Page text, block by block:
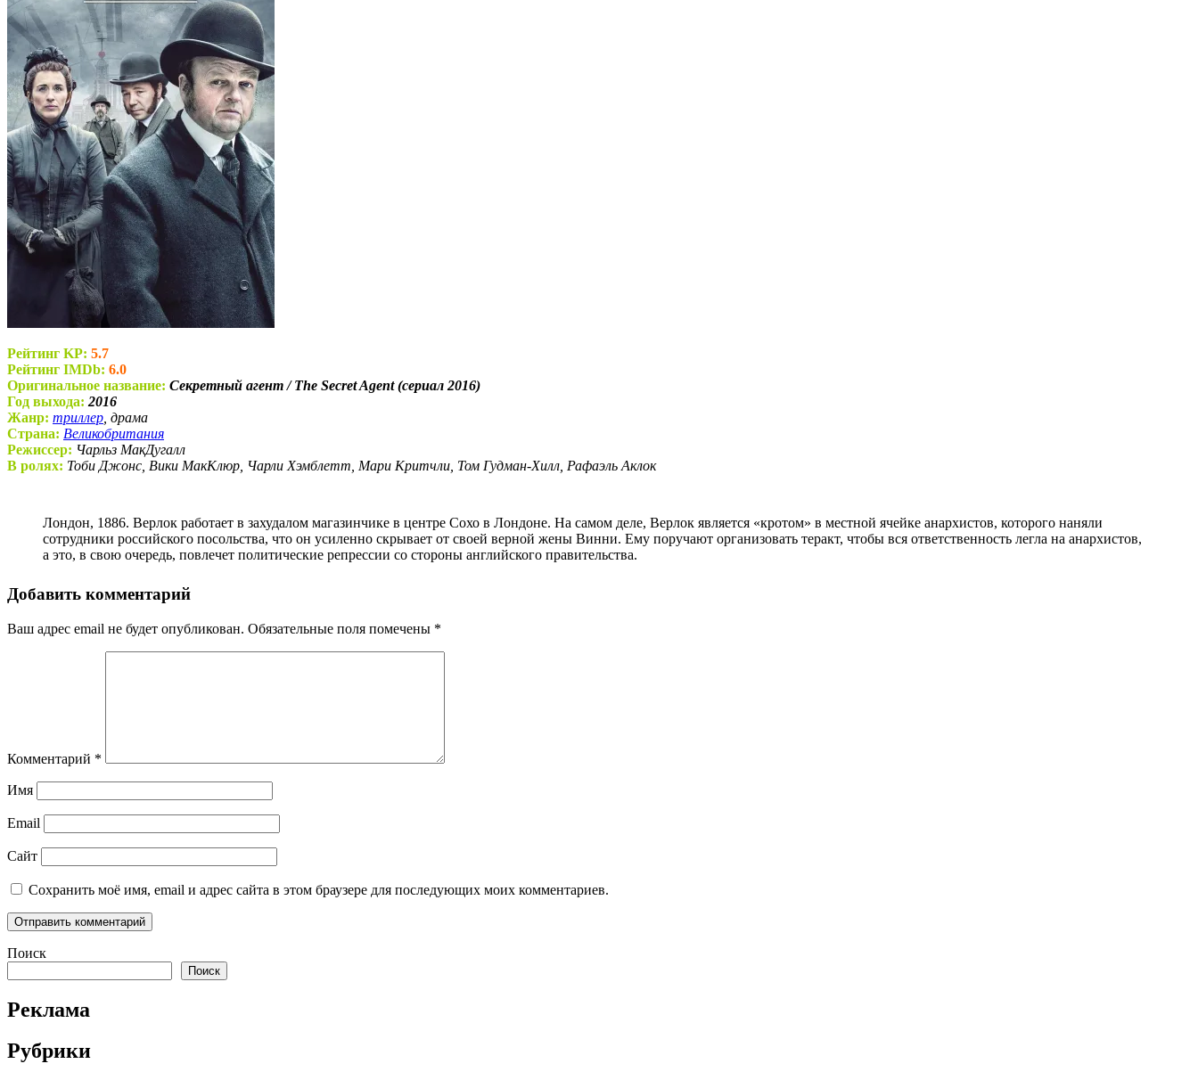
Рейтинг KP: 5.7
Рейтинг IMDb: 6.0
Оригинальное название: Секретный агент / The Secret Agent (сериал 2016)
Год выхода: 2016
Жанр: триллер , драма
Страна: Великобритания
Режиссер: Чарльз МакДугалл
В ролях: Тоби Джонс, Вики МакКлюр, Чарли Хэмблетт, Мари Критчли, Том Гудман-Хилл, Рафаэль Аклок
Лондон, 1886. Верлок работает в захудалом магазинчике в центре Сохо в Лондоне. На самом деле, Верлок является «кротом» в местной ячейке анархистов, которого наняли
сотрудники российского посольства, что он усиленно скрывает от своей верной жены Винни. Ему поручают организовать теракт, чтобы вся ответственность легла на анархистов,
а это, в свою очередь, повлечет политические репрессии со стороны английского правительства.
Добавить комментарий
Ваш адрес email не будет опубликован. Обязательные поля помечены *
Комментарий *
Имя
Email
Сайт
Сохранить моё имя, email и адрес сайта в этом браузере для последующих моих комментариев.
Поиск
Поиск
Реклама
Рубрики